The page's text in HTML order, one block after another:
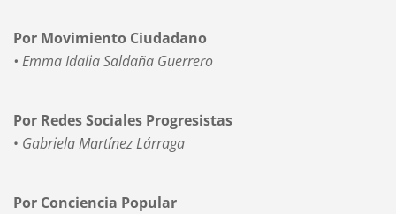
Por Movimiento Ciudadano
• Emma Idalia Saldaña Guerrero
Por Redes Sociales Progresistas
• Gabriela Martínez Lárraga
Por Conciencia Popular